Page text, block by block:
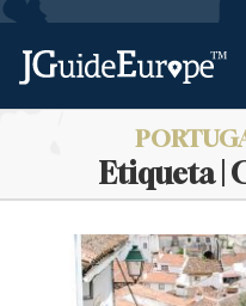
Etiqueta |